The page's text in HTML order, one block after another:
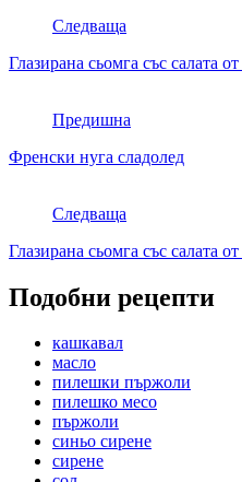
Следваща
Глазирана сьомга със салата
Предишна
Френски нуга сладолед
Следваща
Глазирана сьомга със салата
Подобни рецепти
кашкавал
масло
пилешки пържоли
пилешко месо
пържоли
синьо сирене
сирене